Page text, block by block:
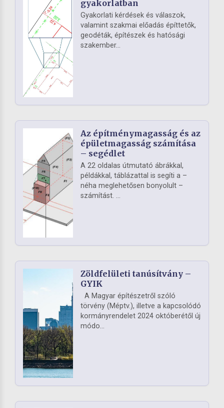
gyakorlatban
Gyakorlati kérdések és válaszok,
valamint szakmai előadás építtetők,
geodéták, építészek és hatósági
szakember...
Az építménymagasság és az
épületmagasság számítása
– segédlet
A 22 oldalas útmutató ábrákkal,
példákkal, táblázattal is segíti a –
néha meglehetősen bonyolult –
számítást. ...
Zöldfelületi tanúsítvány –
GYIK
A Magyar építészetről szóló
törvény (Méptv.), illetve a kapcsolódó
kormányrendelet 2024 októberétől új
módo...